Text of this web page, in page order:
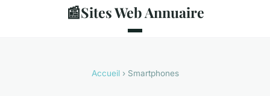
📰Sites Web Annuaire
Accueil› Smartphones